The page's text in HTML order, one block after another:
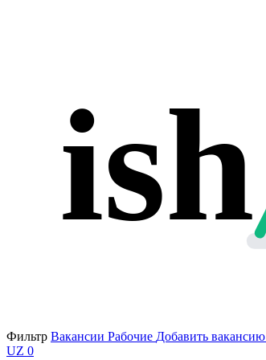
ish
Фильтр Вакансии Рабочие Добавить вакансию
UZ 0